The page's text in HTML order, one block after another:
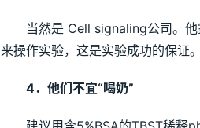
当然是 Cell signaling公司。
来操作实验，这是实验成功的保证。
4．他们不宜“喝奶”